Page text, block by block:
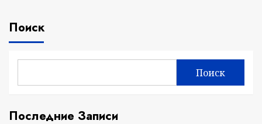
Поиск
Поиск
Последние Записи